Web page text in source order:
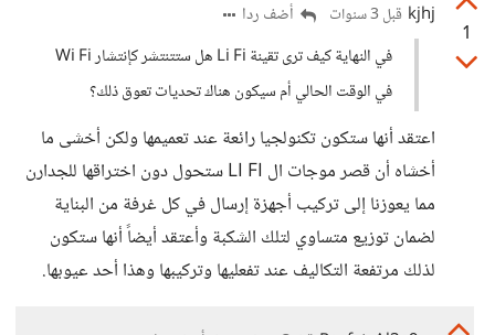
1
kjhj قبل 3 سنوات
أضف ردا
في النهاية كيف ترى تقينة Li Fi هل ستتنتشر كإنتشار Wi Fi
في الوقت الحالي أم سيكون هناك تحديات تعوق ذلك؟
اعتقد أنها ستكون تكنولجيا رائعة عند تعميمها ولكن أخشى ما
أخشاه أن قصر موجات ال LI FI ستحول دون اختراقها للجدارن
مما يعوزنا إلى تركيب أجهزة إرسال في كل غرفة من البناية
لضمان توزيع متساوي لتلك الشكبة وأعتقد أيضاً أنها ستكون
لذلك مرتفعة التكاليف عند تفعليها وتركيبها وهذا أحد عيوبها.